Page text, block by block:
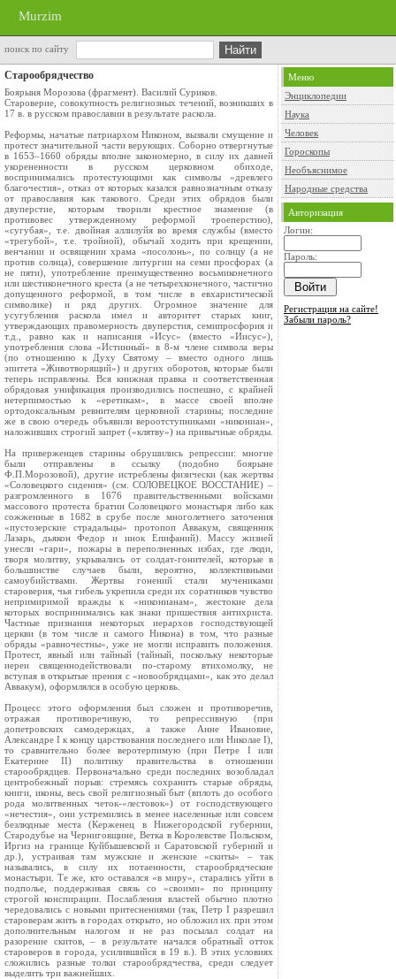
Murzim
поиск по сайту
Старообрядчество
Боярыня Морозова (фрагмент). Василий Суриков.
Cтароверие, совокупность религиозных течений, возникших в
17 в. в русском православии в результате раскола.
Реформы, начатые патриархом Никоном, вызвали смущение и
протест значительной части верующих. Соборно отвергнутые
в 1653–1660 обряды вполне закономерно, в силу их давней
укорененности в русском церковном обиходе,
воспринимались протестующими как символы «древлего
благочестия», отказ от которых казался равнозначным отказу
от православия как такового. Среди этих обрядов были
двуперстие, которым творили крестное знамение (в
противовес утвержденному реформой троеперстию),
«сугубая», т.е. двойная аллилуйя во время службы (вместо
«трегубой», т.е. тройной), обычай ходить при крещении,
венчании и освящении храма «посолонь», по солнцу (а не
против солнца), совершение литургии на семи просфорах (а
не пяти), употребление преимущественно восьмиконечного
или шестиконечного креста (а не четырехконечного, частично
допущенного реформой, в том числе в евхаристической
символике) и ряд других. Огромное значение для
усугубления раскола имел и авторитет старых книг,
утверждающих правомерность двуперстия, семипросфория и
т.д., равно как и написания «Исус» (вместо «Иисус»),
употребления слова «Истинный» в 8-м члене символа веры
(по отношению к Духу Святому – вместо одного лишь
эпитета «Животворящий») и других оборотов, которые были
теперь исправлены. Вся книжная правка и соответственная
обрядовая унификация производились поспешно, с крайней
нетерпимостью к «еретикам», в массе своей вполне
ортодоксальным ревнителям церковной старины; последние
же в свою очередь объявили вероотступниками «никониан»,
наложивших строгий запрет («клятву») на привычные обряды.
На приверженцев старины обрушились репрессии: многие
были отправлены в ссылку (подобно боярыне
Ф.П.Морозовой), другие истреблены физически (как жертвы
«Соловецкого сидения» (см. СОЛОВЕЦКОЕ ВОССТАНИЕ) –
разгромленного в 1676 правительственными войсками
массового протеста братии Соловецкого монастыря либо как
сожженные в 1682 в срубе после многолетнего заточения
«пустозерские страдальцы» протопоп Аввакум, священник
Лазарь, дьякон Федор и инок Епифаний). Массу жизней
унесли «гари», пожары в переполненных избах, где люди,
творя молитву, укрывались от солдат-гонителей, которые в
большинстве случаев были, вероятно, коллективными
самоубийствами. Жертвы гонений стали мучениками
староверия, чья гибель укрепила среди их соратников чувство
непримиримой вражды к «никонианам», жестокие дела
которых воспринимались как знаки пришествия антихриста.
Частные признания некоторых иерархов господствующей
церкви (в том числе и самого Никона) в том, что разные
обряды «равночестны», уже не могли исправить положения.
Протест, явный или тайный (тайный, поскольку некоторые
иереи священнодействовали по-старому втихомолку, не
вступая в открытые прения с «новообрядцами», как это делал
Аввакум), оформлялся в особую церковь.
Процесс этого оформления был сложен и противоречив,
отражая противоречивую, то репрессивную (при
допетровских самодержцах, а также Анне Ивановне,
Александре I к концу царствования последнего или Николае I),
то сравнительно более веротерпимую (при Петре I или
Екатерине II) политику правительства в отношении
старообрядцев. Первоначально среди последних возобладал
центробежный порыв: стремясь сохранить старые обряды,
книги, иконы, весь свой религиозный быт (вплоть до особого
рода молитвенных четок-«лестовок») от господствующего
«нечестия», они устремились в менее населенные или совсем
безлюдные места (Керженец в Нижегородской губернии,
Стародубье на Черниговщине, Ветка в Королевстве Польском,
Иргиз на границе Куйбышевской и Саратовской губерний и
др.), устраивая там мужские и женские «скиты» – так
назывались, в силу их потаенности, старообрядческие
монастыри. Те же, кто оставался «в миру», старались уйти в
подполье, поддерживая связь со «своими» по принципу
строгой конспирации. Послабления властей обычно плотно
чередовались с новыми притеснениями (так, Петр I разрешил
староверам жить в городах открыто, но обложил их при этом
дополнительным налогом и не раз посылал солдат на
разорение скитов, – в результате начался обратный отток
староверов в города, усилившийся в 19 в.). В этих условиях
сложились разные толки старообрядчества, среди следует
выделить три важнейших.
Меню
Энциклопедии
Наука
Человек
Гороскопы
Необъяснимое
Народные средства
Авторизация
Логин:
Пароль:
Регистрация на сайте!
Забыли пароль?